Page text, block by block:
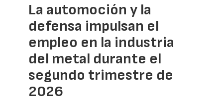
La automoción y la
defensa impulsan el
empleo en la industria
del metal durante el
segundo trimestre de
2026